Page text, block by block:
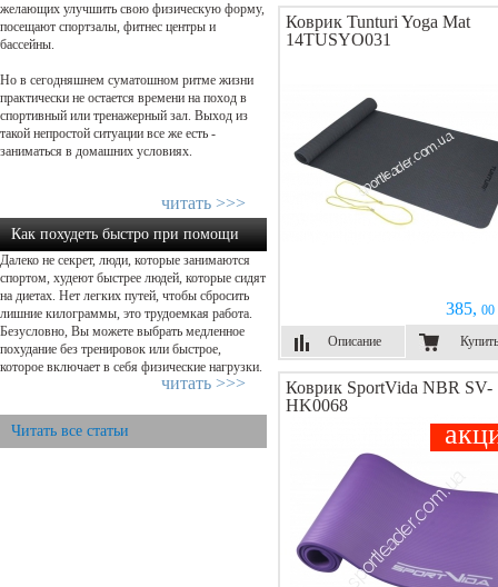
желающих улучшить свою физическую форму,
посещают спортзалы, фитнес центры и
бассейны.
Но в сегодняшнем суматошном ритме жизни
практически не остается времени на поход в
спортивный или тренажерный зал. Выход из
такой непростой ситуации все же есть -
заниматься в домашних условиях.
читать >>>
Как похудеть быстро при помощи
физической нагрузки...
Далеко не секрет, люди, которые занимаются
спортом, худеют быстрее людей, которые сидят
на диетах. Нет легких путей, чтобы сбросить
лишние килограммы, это трудоемкая работа.
Безусловно, Вы можете выбрать медленное
похудание без тренировок или быстрое,
которое включает в себя физические нагрузки.
читать >>>
Читать все статьи
Коврик Tunturi Yoga Mat
14TUSYO031
385, 00
Описание
Купить
Коврик SportVida NBR SV-
HK0068